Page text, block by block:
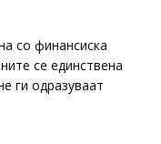
со финансиска
се единствена
ги одразуваат